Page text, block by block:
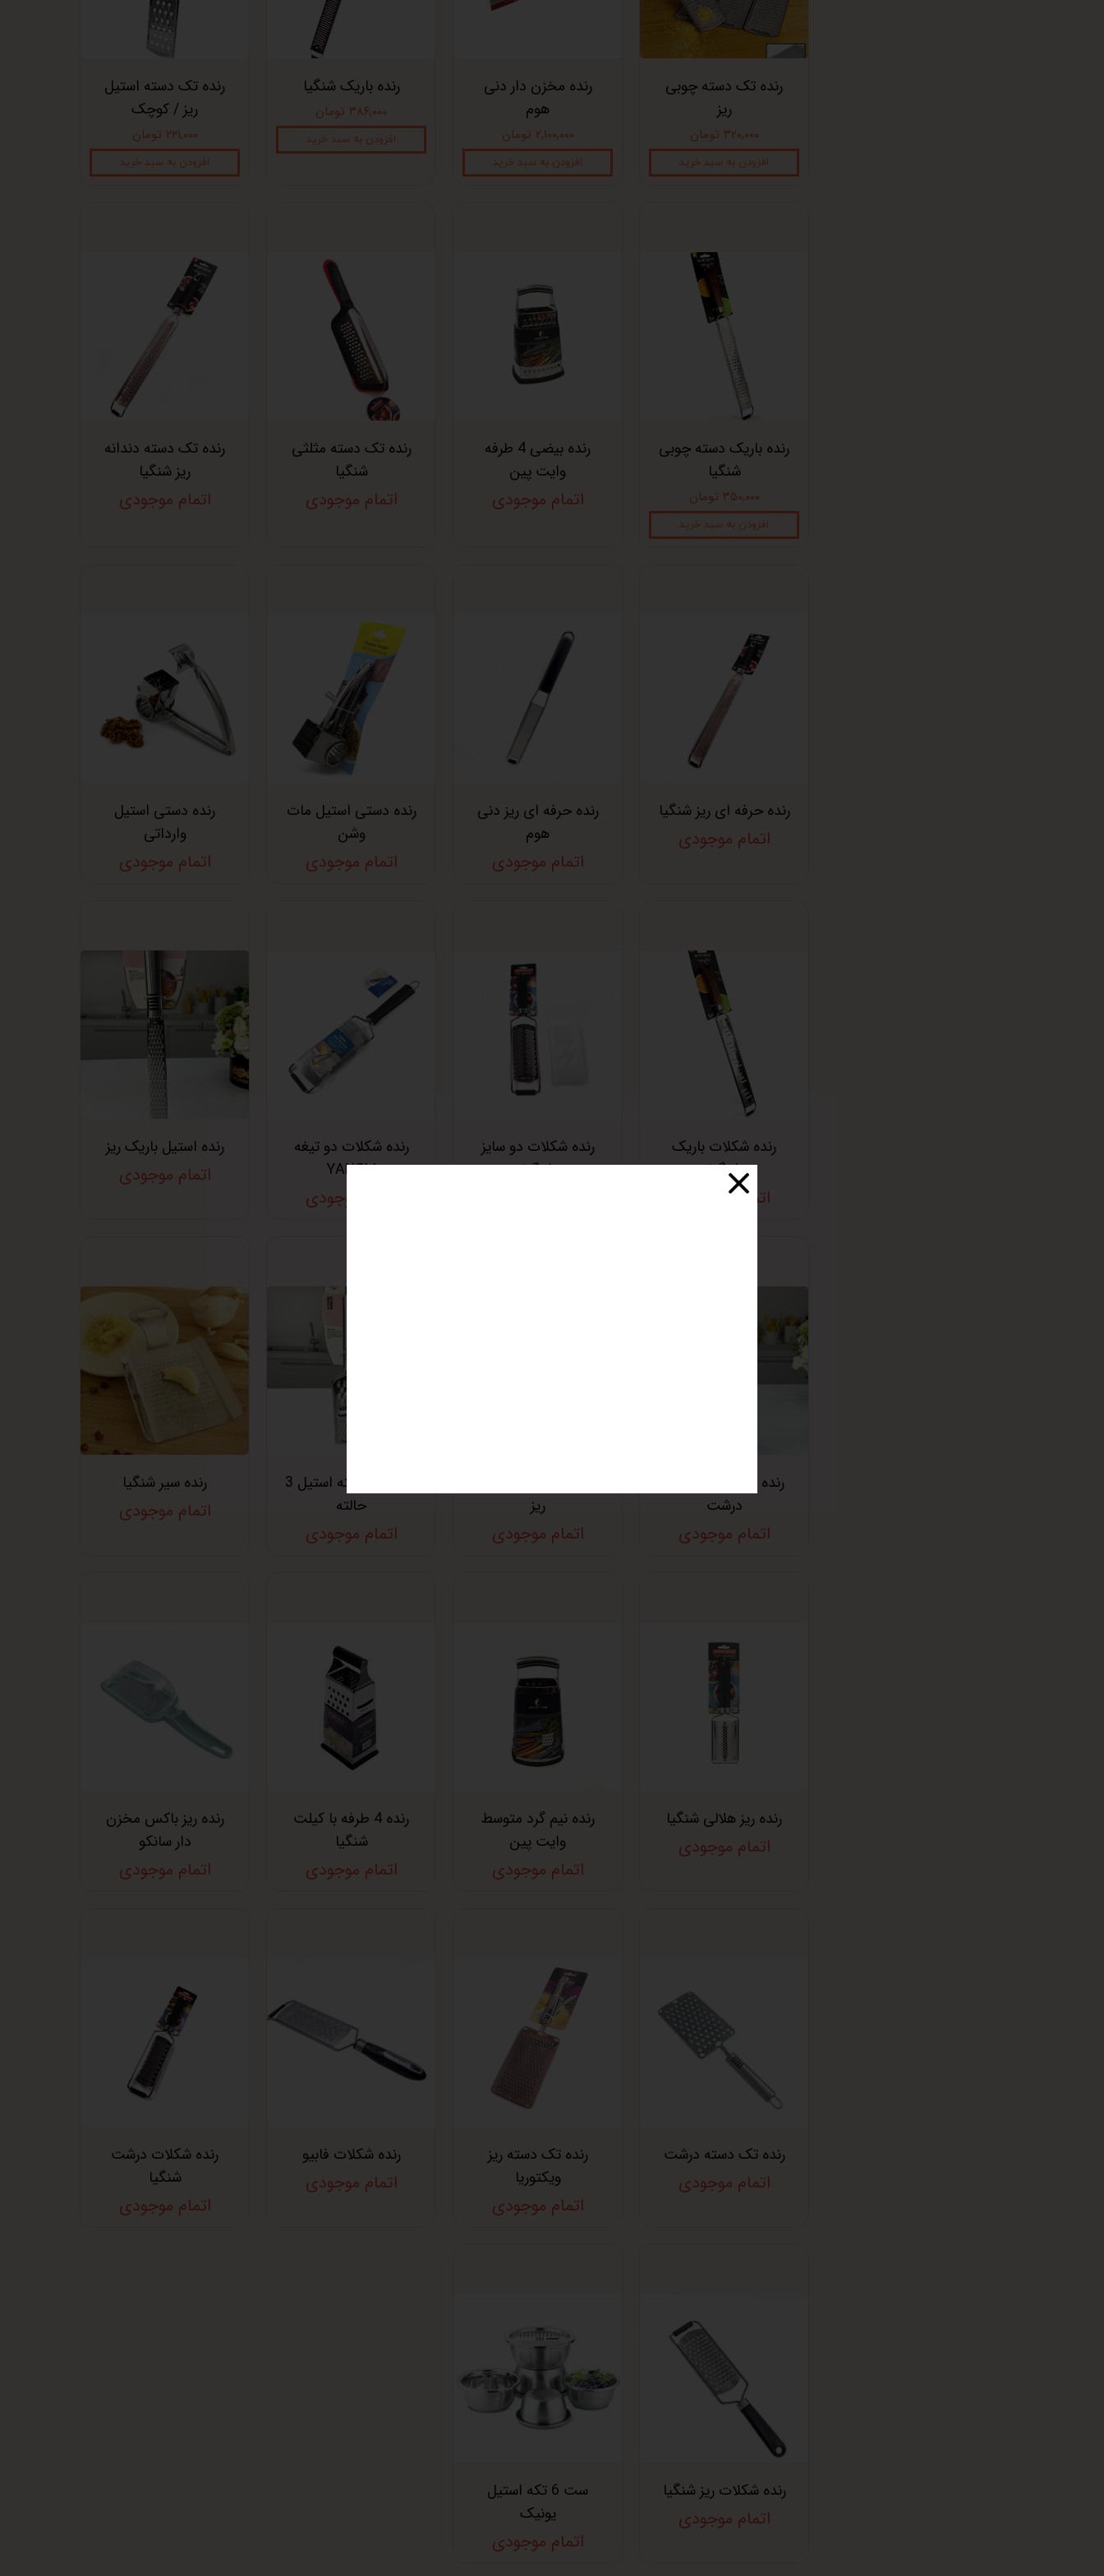
رنده تک دسته چوبی
ریز
۳۲۰,۰۰۰ تومان
افزودن به سبد خرید
رنده مخزن دار دنی
هوم
۲,۱۰۰,۰۰۰ تومان
افزودن به سبد خرید
رنده باریک شنگیا
۳۸۶,۰۰۰ تومان
افزودن به سبد خرید
رنده تک دسته استیل
ریز / کوچک
۲۲۱,۰۰۰ تومان
افزودن به سبد خرید
رنده باریک دسته چوبی
شنگیا
۳۵۰,۰۰۰ تومان
افزودن به سبد خرید
رنده بیضی 4 طرفه
وایت پین
اتمام موجودی
رنده تک دسته مثلثی
شنگیا
اتمام موجودی
رنده تک دسته دندانه
ریز شنگیا
اتمام موجودی
رنده حرفه ای ریز شنگیا
اتمام موجودی
رنده حرفه ای ریز دنی
هوم
اتمام موجودی
رنده دستی استیل مات
وشن
اتمام موجودی
رنده دستی استیل
وارداتی
اتمام موجودی
رنده شکلات باریک
شنگیا
اتمام موجودی
رنده شکلات دو سایز
شنگیا
رنده شکلات دو تیغه
YANGLI
اتمام موجودی
رنده استیل باریک ریز
اتمام موجودی
رنده تک دسته استیل
درشت
اتمام موجودی
ریز
اتمام موجودی
رنده تک دسته استیل 3
حالته
اتمام موجودی
رنده سیر شنگیا
اتمام موجودی
رنده ریز هلالی شنگیا
اتمام موجودی
رنده نیم گرد متوسط
وایت پین
اتمام موجودی
رنده 4 طرفه با کیلت
شنگیا
اتمام موجودی
رنده ریز باکس مخزن
دار سانکو
اتمام موجودی
رنده تک دسته درشت
اتمام موجودی
رنده تک دسته ریز
ویکتوریا
اتمام موجودی
رنده شکلات فابیو
اتمام موجودی
رنده شکلات درشت
شنگیا
اتمام موجودی
رنده شکلات ریز شنگیا
اتمام موجودی
ست 6 تکه استیل
یونیک
اتمام موجودی